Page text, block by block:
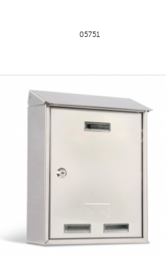
05751